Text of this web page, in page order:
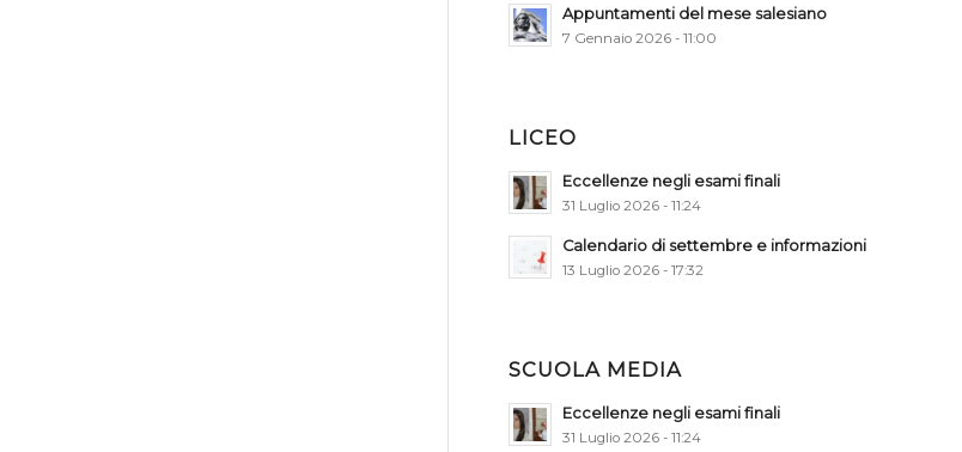
Appuntamenti del mese salesiano
7 Gennaio 2026 - 11:00
LICEO
Eccellenze negli esami finali
31 Luglio 2026 - 11:24
Calendario di settembre e informazioni
13 Luglio 2026 - 17:32
SCUOLA MEDIA
Eccellenze negli esami finali
31 Luglio 2026 - 11:24